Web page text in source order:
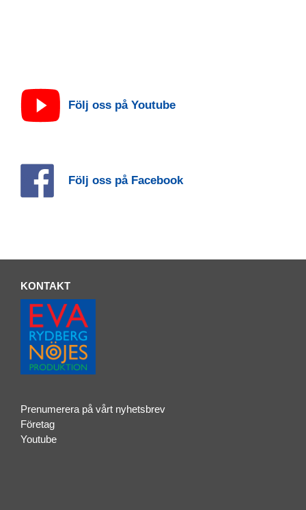
Följ oss på Youtube
Följ oss på Facebook
KONTAKT
Prenumerera på vårt nyhetsbrev
Företag
Youtube